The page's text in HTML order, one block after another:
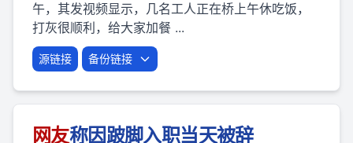
午，其发视频显示，几名工人正在桥上午休吃饭，
打灰很顺利，给大家加餐 ...
源链接 备份链接
网友称因跛脚入职当天被辞